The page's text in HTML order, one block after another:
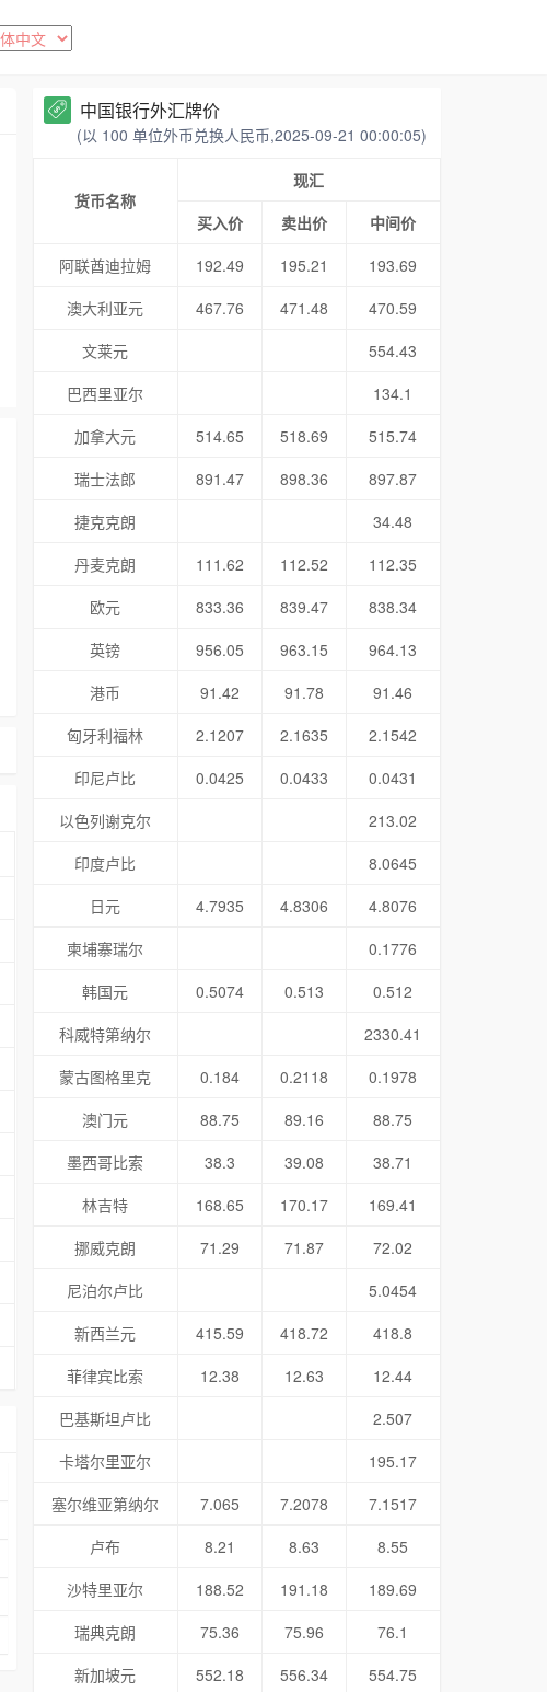
中国银行外汇牌价
(以 100 单位外币兑换人民币,2025-09-21 00:00:05)
货币名称
现汇
买入价
卖出价
中间价
阿联酋迪拉姆
192.49 195.21
193.69
澳大利亚元
467.76 471.48
470.59
文莱元
554.43
巴西里亚尔
134.1
加拿大元
514.65 518.69
515.74
瑞士法郎
891.47 898.36
897.87
捷克克朗
34.48
丹麦克朗
111.62 112.52
112.35
欧元
833.36 839.47
838.34
英镑
956.05 963.15
964.13
港币
91.42 91.78
91.46
匈牙利福林
2.1207 2.1635
2.1542
印尼卢比
0.0425 0.0433
0.0431
以色列谢克尔
213.02
印度卢比
8.0645
日元
4.7935 4.8306
4.8076
柬埔寨瑞尔
0.1776
韩国元
0.5074 0.513
0.512
科威特第纳尔
2330.41
蒙古图格里克
0.184 0.2118
0.1978
澳门元
88.75 89.16
88.75
墨西哥比索
38.3 39.08
38.71
林吉特
168.65 170.17
169.41
挪威克朗
71.29 71.87
72.02
尼泊尔卢比
5.0454
新西兰元
415.59 418.72
418.8
菲律宾比索
12.38 12.63
12.44
巴基斯坦卢比
2.507
卡塔尔里亚尔
195.17
塞尔维亚第纳尔
7.065 7.2078
7.1517
卢布
8.21 8.63
8.55
沙特里亚尔
188.52 191.18
189.69
瑞典克朗
75.36 75.96
76.1
新加坡元
552.18 556.34
554.75